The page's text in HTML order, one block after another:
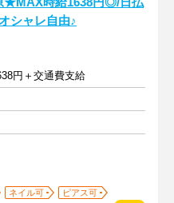
シャレ自由♪
円＋交通費支給
ネイル可
ピアス可